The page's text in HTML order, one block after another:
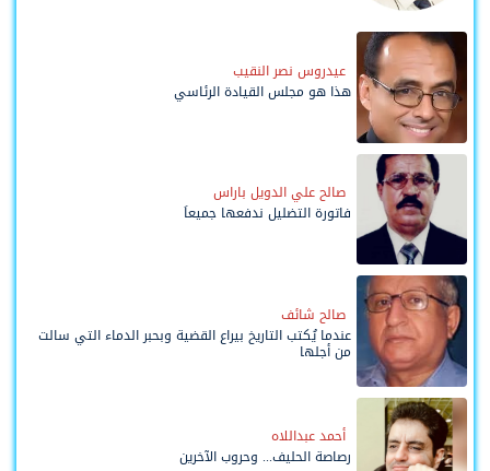
عيدروس نصر النقيب
هذا هو مجلس القيادة الرئاسي
صالح علي الدويل باراس
فاتورة التضليل ندفعها جميعاً
صالح شائف
عندما يُكتب التاريخ بيراع القضية وبحبر الدماء التي سالت
من أجلها
أحمد عبداللاه
رصاصة الحليف... وحروب الآخرين